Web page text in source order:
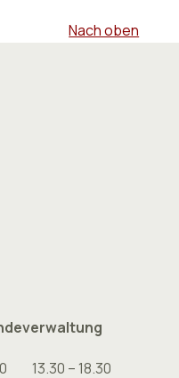
Nach oben
13.30 – 18.30